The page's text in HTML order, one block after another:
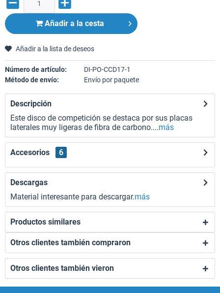
Añadir a la cesta
Añadir a la lista de deseos
Número de artículo:
DI-PO-CCD17-1
Método de envío:
Envío por paquete
Descripción
Este disco de competición se destaca por sus placas
laterales muy ligeras de fibra de carbono....más
Accesorios 6
Descargas
Material interesante para descargar.más
Productos similares
Otros clientes también compraron
Otros clientes también vieron